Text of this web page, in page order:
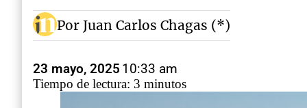
Por Juan Carlos Chagas (*)
23 mayo, 2025 10:33 am
Tiempo de lectura: 3 minutos